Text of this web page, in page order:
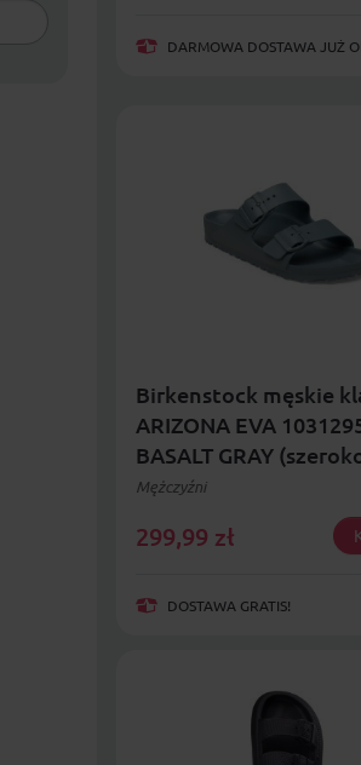
DARMOWA DOSTAWA JUŻ
Birkenstock męskie
ARIZONA EVA
BASALT GRAY
standardowa)
Mężczyźni
299,99 zł
DOSTAWA GRATIS!